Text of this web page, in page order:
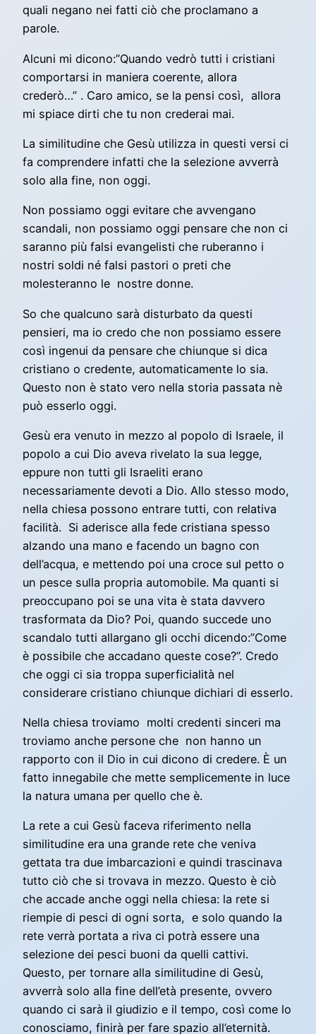
quali negano nei fatti ciò che proclamano a
parole.
Alcuni mi dicono:”Quando vedrò tutti i cristiani
comportarsi in maniera coerente, allora
crederò…” . Caro amico, se la pensi così, allora
mi spiace dirti che tu non crederai mai.
La similitudine che Gesù utilizza in questi versi ci
fa comprendere infatti che la selezione avverrà
solo alla fine, non oggi.
Non possiamo oggi evitare che avvengano
scandali, non possiamo oggi pensare che non ci
saranno più falsi evangelisti che ruberanno i
nostri soldi né falsi pastori o preti che
molesteranno le nostre donne.
So che qualcuno sarà disturbato da questi
pensieri, ma io credo che non possiamo essere
così ingenui da pensare che chiunque si dica
cristiano o credente, automaticamente lo sia.
Questo non è stato vero nella storia passata nè
può esserlo oggi.
Gesù era venuto in mezzo al popolo di Israele, il
popolo a cui Dio aveva rivelato la sua legge,
eppure non tutti gli Israeliti erano
necessariamente devoti a Dio. Allo stesso modo,
nella chiesa possono entrare tutti, con relativa
facilità. Si aderisce alla fede cristiana spesso
alzando una mano e facendo un bagno con
dell’acqua, e mettendo poi una croce sul petto o
un pesce sulla propria automobile. Ma quanti si
preoccupano poi se una vita è stata davvero
trasformata da Dio? Poi, quando succede uno
scandalo tutti allargano gli occhi dicendo:”Come
è possibile che accadano queste cose?”. Credo
che oggi ci sia troppa superficialità nel
considerare cristiano chiunque dichiari di esserlo.
Nella chiesa troviamo molti credenti sinceri ma
troviamo anche persone che non hanno un
rapporto con il Dio in cui dicono di credere. È un
fatto innegabile che mette semplicemente in luce
la natura umana per quello che è.
La rete a cui Gesù faceva riferimento nella
similitudine era una grande rete che veniva
gettata tra due imbarcazioni e quindi trascinava
tutto ciò che si trovava in mezzo. Questo è ciò
che accade anche oggi nella chiesa: la rete si
riempie di pesci di ogni sorta, e solo quando la
rete verrà portata a riva ci potrà essere una
selezione dei pesci buoni da quelli cattivi.
Questo, per tornare alla similitudine di Gesù,
avverrà solo alla fine dell’età presente, ovvero
quando ci sarà il giudizio e il tempo, così come lo
conosciamo, finirà per fare spazio all’eternità.